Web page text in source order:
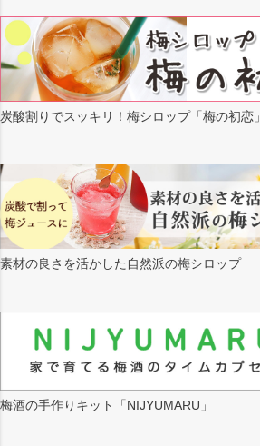
炭酸割りでスッキリ！梅シロップ「梅の初恋」
素材の良さを活かした自然派の梅シロップ
梅酒の手作りキット「NIJYUMARU」